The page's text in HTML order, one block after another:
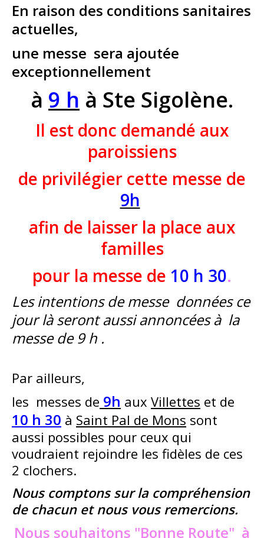
En raison des conditions sanitaires
actuelles,
une messe sera ajoutée
exceptionnellement
à 9 h à Ste Sigolène.
Il est donc demandé aux
paroissiens
de privilégier cette messe de
9h
afin de laisser la place aux
familles
pour la messe de 10 h 30.
Les intentions de messe données ce
jour là seront aussi annoncées à la
messe de 9 h .
Par ailleurs,
les messes de 9h aux Villettes et de
10 h 30 à Saint Pal de Mons sont
aussi possibles pour ceux qui
voudraient rejoindre les fidèles de ces
2 clochers.
Nous comptons sur la compréhension
de chacun et nous vous remercions.
Nous souhaitons "Bonne Route" à